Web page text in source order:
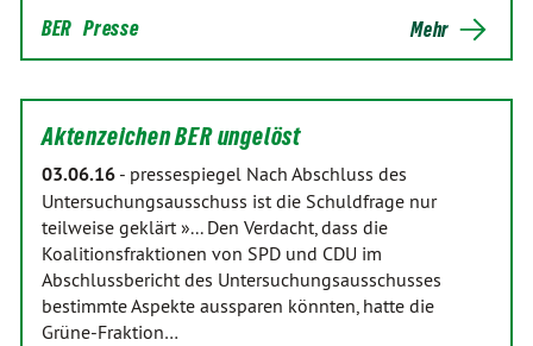
BER Presse Mehr
Aktenzeichen BER ungelöst
03.06.16 - pressespiegel Nach Abschluss des
Untersuchungsausschuss ist die Schuldfrage nur
teilweise geklärt »... Den Verdacht, dass die
Koalitionsfraktionen von SPD und CDU im
Abschlussbericht des Untersuchungsausschusses
bestimmte Aspekte aussparen könnten, hatte die
Grüne-Fraktion…